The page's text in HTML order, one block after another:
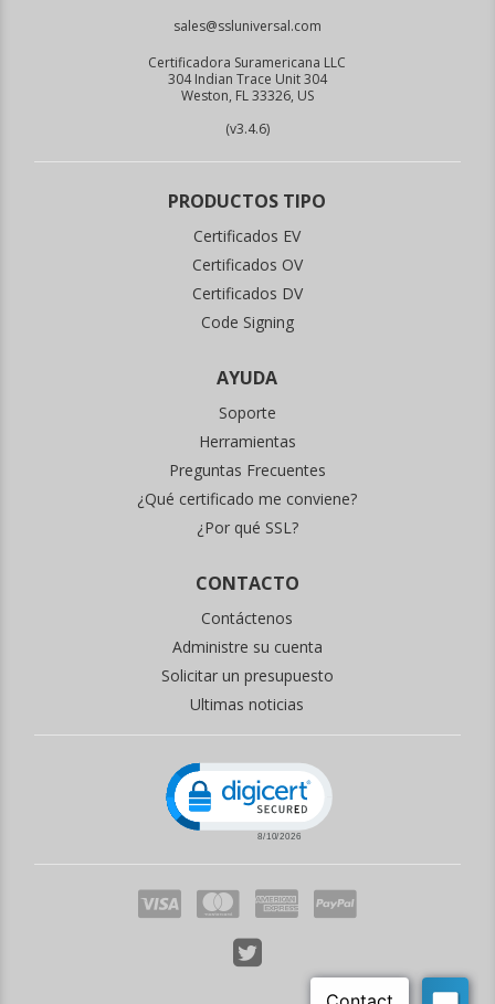
sales@ssluniversal.com
Certificadora Suramericana LLC
304 Indian Trace Unit 304
Weston, FL 33326, US
(v3.4.6)
PRODUCTOS TIPO
Certificados EV
Certificados OV
Certificados DV
Code Signing
AYUDA
Soporte
Herramientas
Preguntas Frecuentes
¿Qué certificado me conviene?
¿Por qué SSL?
CONTACTO
Contáctenos
Administre su cuenta
Solicitar un presupuesto
Ultimas noticias
Click to open certificate